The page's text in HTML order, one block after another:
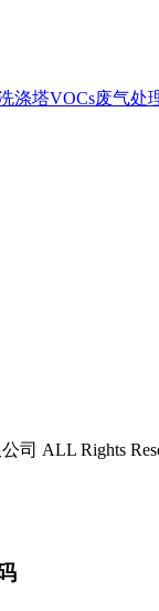
涤塔VOCs废气处
司 ALL Rights